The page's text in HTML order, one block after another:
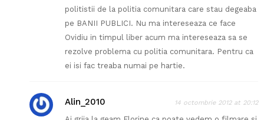
politistii de la politia comunitara care stau degeaba
pe BANII PUBLICI. Nu ma intereseaza ce face
Ovidiu in timpul liber acum ma intereseaza sa se
rezolve problema cu politia comunitara. Pentru ca
ei isi fac treaba numai pe hartie.
Alin_2010 14 octombrie 2012 at 20:12